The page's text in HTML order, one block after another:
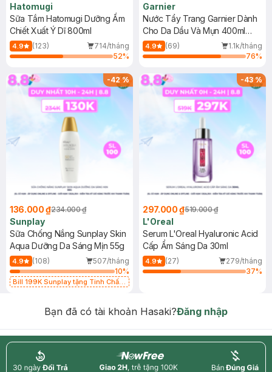
Hatomugi
Sữa Tắm Hatomugi Dưỡng Ẩm
Chiết Xuất Ý Dĩ 800ml
4.9 (123)
714/tháng
52%
Garnier
Nước Tẩy Trang Garnier Dành
Cho Da Dầu Và Mụn 400ml
(Mới)
4.9 (69)
1.1k/tháng
76%
-42%
136.000 ₫234.000 ₫
Sunplay
Sữa Chống Nắng Sunplay Skin
Aqua Dưỡng Da Sáng Mịn 55g
4.9 (108)
507/tháng
10%
Bill 199K Sunplay tặng Tinh Chất
-43%
297.000 ₫519.000 ₫
L'Oreal
Serum L'Oreal Hyaluronic Acid
Cấp Ẩm Sáng Da 30ml
4.9 (27)
279/tháng
37%
Bạn đã có tài khoản Hasaki?Đăng nhập